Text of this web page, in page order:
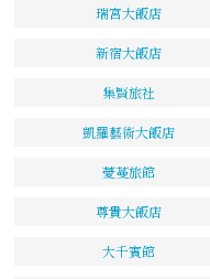
瑞宮大飯店
新宿大飯店
集賢旅社
凱羅藝術大飯店
薆蔓旅館
尊貴大飯店
大千賓館